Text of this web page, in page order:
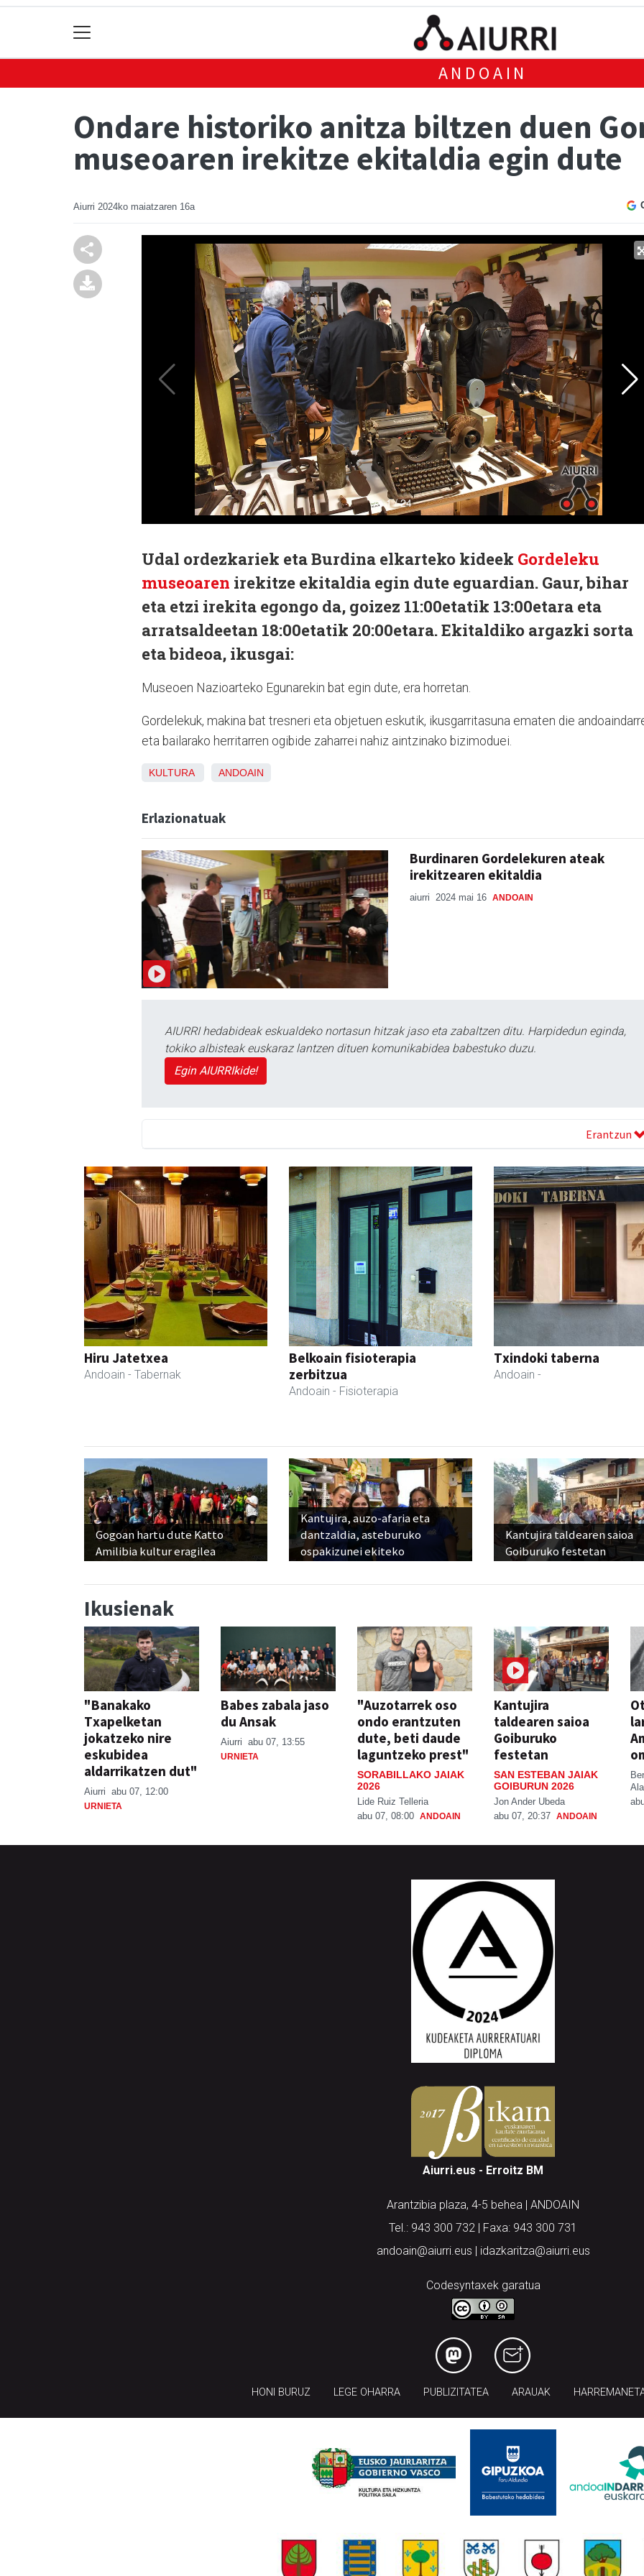
ANDOAIN
Ondare historiko anitza biltzen duen
museoaren irekitze ekitaldia egin dute
Aiurri 2024ko maiatzaren 16a
Udal ordezkariek eta Burdina elkarteko kideek Gordeleku
museoaren irekitze ekitaldia egin dute eguardian. Gaur, bihar
eta etzi irekita egongo da, goizez 11:00etatik 13:00etara eta
arratsaldeetan 18:00etatik 20:00etara. Ekitaldiko argazki sorta
eta bideoa, ikusgai:
Museoen Nazioarteko Egunarekin bat egin dute, era horretan.
Gordelekuk, makina bat tresneri eta objetuen eskutik, ikusgarritasuna ematen die
eta bailarako herritarren ogibide zaharrei nahiz aintzinako bizimoduei.
KULTURA ANDOAIN
Erlazionatuak
Burdinaren Gordelekuren ateak
irekitzearen ekitaldia
aiurri 2024 mai 16 ANDOAIN
AIURRI hedabideak eskualdeko nortasun hitzak jaso eta zabaltzen ditu. Harpidedun eginda,
tokiko albisteak euskaraz lantzen dituen komunikabidea babestuko duzu.
Egin AIURRIkide!
Erantzun
Hiru Jatetxea
Andoain - Tabernak
Belkoain fisioterapia
zerbitzua
Andoain - Fisioterapia
Txindoki taberna
Andoain -
Gogoan hartu dute Katto
Amilibia kultur eragilea
Kantujira, auzo-afaria eta
dantzaldia, asteburuko
ospakizunei ekiteko
Kantujira taldearen saioa
Goiburuko festetan
Ikusienak
"Banakako
Txapelketan
jokatzeko nire
eskubidea
aldarrikatzen dut"
Aiurri abu 07, 12:00
URNIETA
Babes zabala jaso
du Ansak
Aiurri abu 07, 13:55
URNIETA
"Auzotarrek oso
ondo erantzuten
dute, beti daude
laguntzeko prest"
SORABILLAKO JAIAK
2026
Lide Ruiz Telleria
abu 07, 08:00 ANDOAIN
Kantujira
taldearen saioa
Goiburuko
festetan
SAN ESTEBAN JAIAK
GOIBURUN 2026
Jon Ander Ubeda
abu 07, 20:37 ANDOAIN
Aiurri.eus - Erroitz BM
Arantzibia plaza, 4-5 behea | ANDOAIN
Tel.: 943 300 732 | Faxa: 943 300 731
andoain@aiurri.eus | idazkaritza@aiurri.eus
Codesyntaxek garatua
HONI BURUZ LEGE OHARRA PUBLIZITATEA ARAUAK